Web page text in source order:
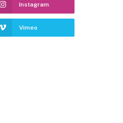
Instagram
Vimeo